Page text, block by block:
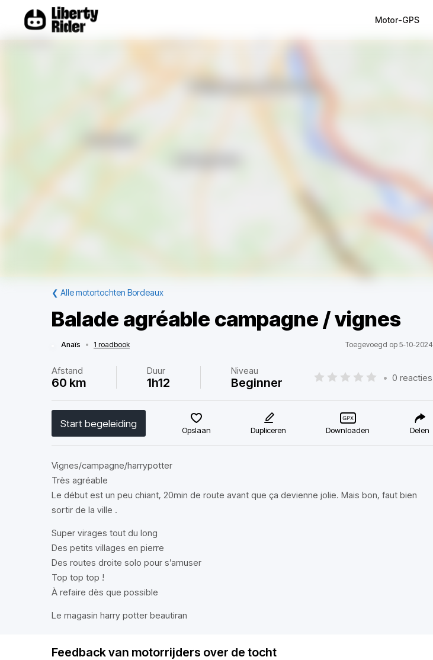
Motor-GPS
❮ Alle motortochten Bordeaux
Balade agréable campagne / vignes
Anaïs • 1 roadbook Toegevoegd op 5-10-2024
Afstand
60 km
Duur
1h12
Niveau
Beginner • 0 reacties
Start begeleiding
Opslaan Dupliceren Downloaden Delen
Vignes/campagne/harrypotter
Très agréable
Le début est un peu chiant, 20min de route avant que ça devienne jolie. Mais bon, faut bien
sortir de la ville .
Super virages tout du long
Des petits villages en pierre
Des routes droite solo pour s’amuser
Top top top !
À refaire dès que possible
Le magasin harry potter beautiran
Feedback van motorrijders over de tocht